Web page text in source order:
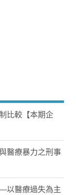
比較【本期企
醫療暴力之刑事
以醫療過失為主